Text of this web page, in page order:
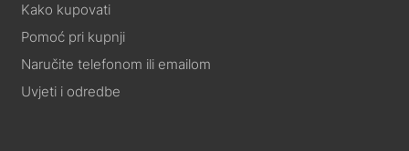
Kako kupovati
Pomoć pri kupnji
Naručite telefonom ili emailom
Uvjeti i odredbe